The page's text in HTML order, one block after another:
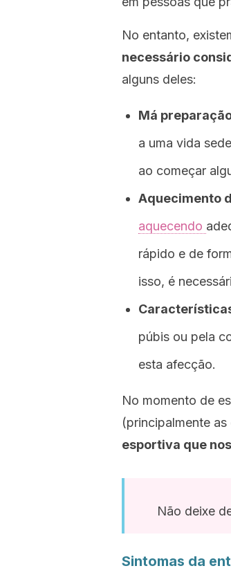
No entanto,
necessário
alguns deles:
Má
a uma vida
ao começar
Aquecimento
aquecendo
rápido e de
isso, é
púbis ou pela
esta afecção.
No momento de
(principalmente
esportiva que
Não deixe
Sintomas da